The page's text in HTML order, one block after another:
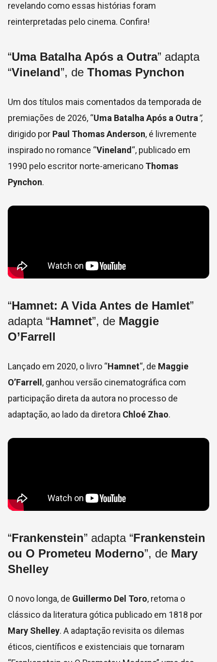
revelando como essas histórias foram
reinterpretadas pelo cinema. Confira!
“Uma Batalha Após a Outra” adapta
“Vineland”, de Thomas Pynchon
Um dos títulos mais comentados da temporada de
premiações de 2026, “Uma Batalha Após a Outra“,
dirigido por Paul Thomas Anderson, é livremente
inspirado no romance “Vineland “, publicado em
1990 pelo escritor norte-americano Thomas
Pynchon.
“Hamnet: A Vida Antes de Hamlet”
adapta “Hamnet”, de Maggie
O’Farrell
Lançado em 2020, o livro “Hamnet“, de Maggie
O’Farrell , ganhou versão cinematográfica com
participação direta da autora no processo de
adaptação, ao lado da diretora Chloé Zhao.
“Frankenstein” adapta “Frankenstein
ou O Prometeu Moderno”, de Mary
Shelley
O novo longa, de Guillermo Del Toro, retoma o
clássico da literatura gótica publicado em 1818 por
Mary Shelley. A adaptação revisita os dilemas
éticos, científicos e existenciais que tornaram